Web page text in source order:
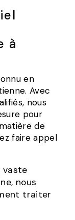
à
en
Avec
nous
pour
de
faire appel
vaste
nous
traiter